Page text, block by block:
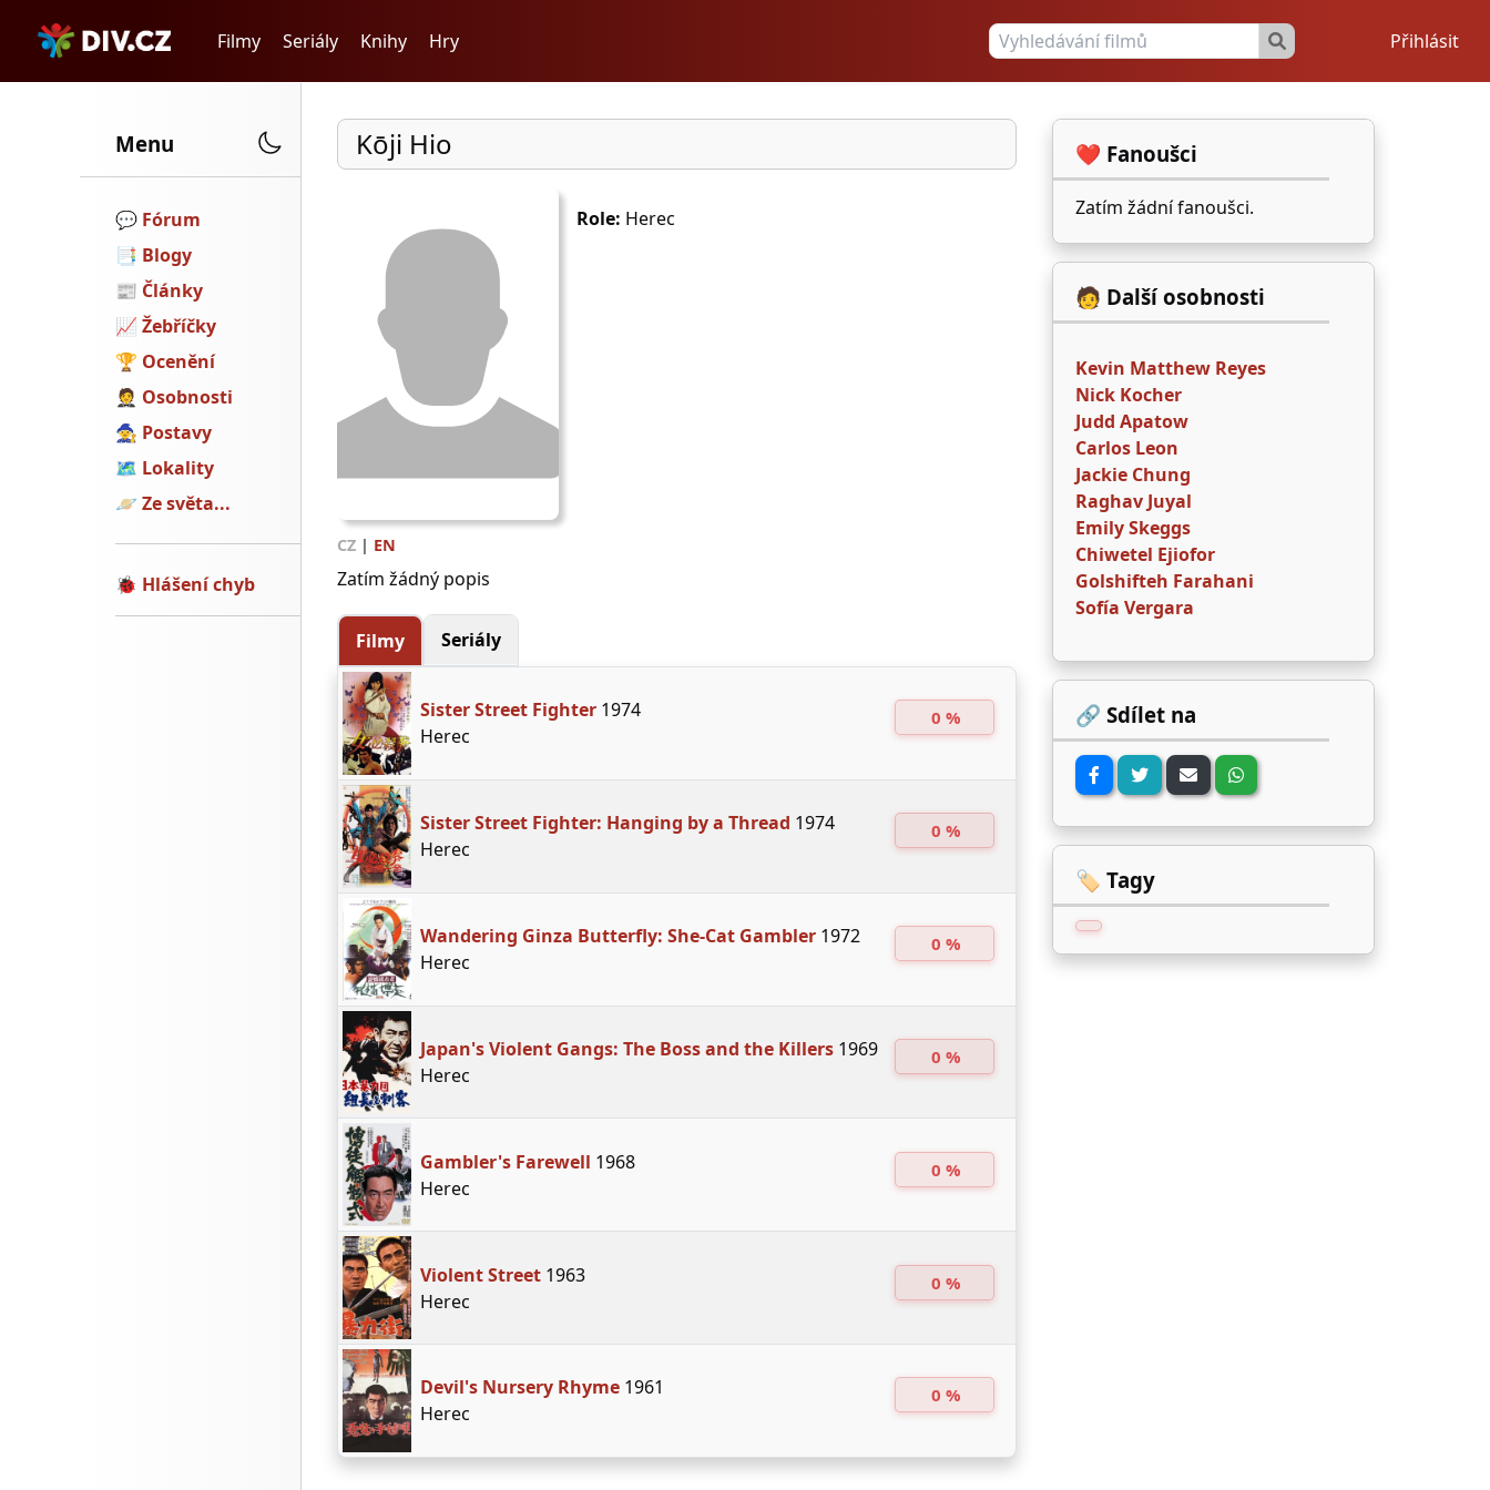
Filmy Seriály Knihy Hry Přihlásit
Menu
💬️ Fórum
📑 Blogy
📰 Články
📈 Žebříčky
🏆 Ocenění
🤵 Osobnosti
🧙 Postavy
🗺 Lokality
🪐 Ze světa...
🐞 Hlášení chyb
Kōji Hio
Role: Herec
CZ | EN
Zatím žádný popis
Filmy Seriály
Sister Street Fighter1974
Herec
0 %
Sister Street Fighter: Hanging by a Thread 1974
Herec
0 %
Wandering Ginza Butterfly: She-Cat Gambler1972
Herec
0 %
Japan's Violent Gangs: The Boss and the Killers1969
Herec
0 %
Gambler's Farewell 1968
Herec
0 %
Violent Street1963
Herec
0 %
Devil's Nursery Rhyme1961
Herec
0 %
❤️ Fanoušci
Zatím žádní fanoušci.
🧑 Další osobnosti
Kevin Matthew Reyes
Nick Kocher
Judd Apatow
Carlos Leon
Jackie Chung
Raghav Juyal
Emily Skeggs
Chiwetel Ejiofor
Golshifteh Farahani
Sofía Vergara
🔗 Sdílet na
🏷️ Tagy